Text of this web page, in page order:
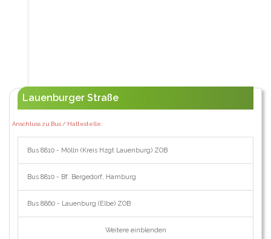
Lauenburger Straße
Anschluss zu Bus / Haltestelle:
Bus 8810 - Mölln (Kreis Hzgt Lauenburg) ZOB
Bus 8810 - Bf. Bergedorf, Hamburg
Bus 8860 - Lauenburg (Elbe) ZOB
Weitere einblenden